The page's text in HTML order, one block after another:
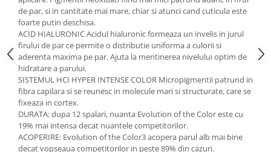
de par, si in cantitate mai mare, chiar si atunci cand cuticula este
foarte putin deschisa.
ACID HIALURONIC Acidul hialuronic formeaza un invelis in jurul
firului de par ce permite o distributie uniforma a culorii si
aderenta maxima pe par. Ajuta la mentinerea nivelului optim de
hidratare a parului.
SISTEMUL HCI HYPER INTENSE COLOR Micropigmentii patrund in
fibra capilara si se reunesc in molecule mari si structurate, care se
fixeaza in cortex.
DURATA: dupa 12 spalari, nuanta Evolution of the Color este cu
19% mai intensa decat nuantele competitorilor.
ACOPERIRE: Evolution of the Color3 acopera parul alb mai bine
decat vopseaua competitorilor in peste 89% din cazuri.